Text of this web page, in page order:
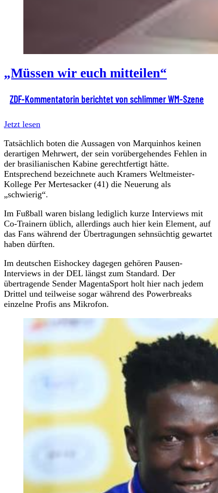
„Müssen wir euch mitteilen“
ZDF-Kommentatorin berichtet von schlimmer WM-Szene
Jetzt lesen
Tatsächlich boten die Aussagen von Marquinhos keinen
derartigen Mehrwert, der sein vorübergehendes Fehlen in
der brasilianischen Kabine gerechtfertigt hätte.
Entsprechend bezeichnete auch Kramers Weltmeister-
Kollege Per Mertesacker (41) die Neuerung als
„schwierig“.
Im Fußball waren bislang lediglich kurze Interviews mit
Co-Trainern üblich, allerdings auch hier kein Element, auf
das Fans während der Übertragungen sehnsüchtig gewartet
haben dürften.
Im deutschen Eishockey dagegen gehören Pausen-
Interviews in der DEL längst zum Standard. Der
übertragende Sender MagentaSport holt hier nach jedem
Drittel und teilweise sogar während des Powerbreaks
einzelne Profis ans Mikrofon.